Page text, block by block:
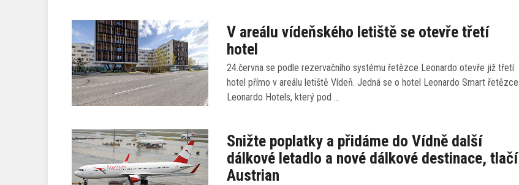
V areálu vídeňského letiště se otevře třetí
hotel
24.června se podle rezervačního systému řetězce Leonardo otevře již třetí
hotel přímo v areálu letiště Vídeň. Jedná se o hotel Leonardo Smart řetězce
Leonardo Hotels, který pod …
Snižte poplatky a přidáme do Vídně další
dálkové letadlo a nové dálkové destinace, tlačí
Austrian